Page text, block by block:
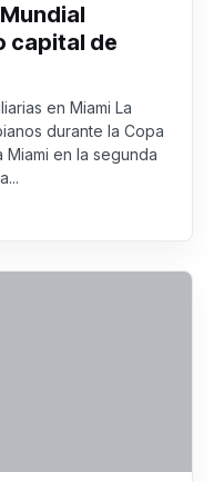
capital de
en Miami La
durante la Copa
Miami en la segunda